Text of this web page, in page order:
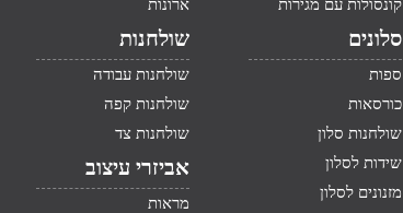
קונסולות עם מגירות
סלונים
ספות
כורסאות
שולחנות סלון
שידות לסלון
מזנונים לסלון
ארונות
שולחנות
שולחנות עבודה
שולחנות קפה
שולחנות צד
אביזרי עיצוב
מראות